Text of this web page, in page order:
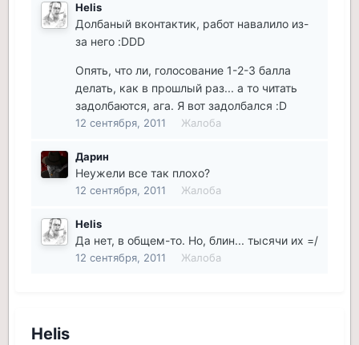
Helis
Долбаный вконтактик, работ навалило из-
за него :DDD
Опять, что ли, голосование 1-2-3 балла
делать, как в прошлый раз... а то читать
задолбаются, ага. Я вот задолбался :D
12 сентября, 2011 Жалоба
Дарин
Неужели все так плохо?
12 сентября, 2011 Жалоба
Helis
Да нет, в общем-то. Но, блин... тысячи их =/
12 сентября, 2011 Жалоба
Helis